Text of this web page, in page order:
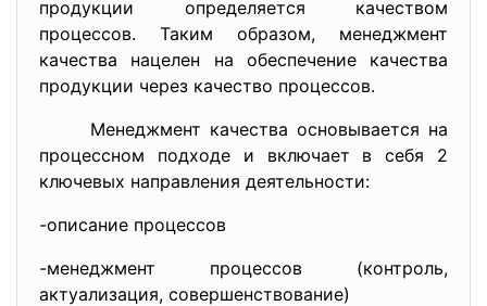
продукции определяется качеством
процессов. Таким образом, менеджмент
качества нацелен на обеспечение качества
продукции через качество процессов.
Менеджмент качества основывается на
процессном подходе и включает в себя 2
ключевых направления деятельности:
-описание процессов
-менеджмент процессов (контроль,
актуализация, совершенствование)